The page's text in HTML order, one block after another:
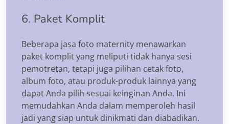
6. Paket Komplit
Beberapa jasa foto maternity menawarkan
paket komplit yang meliputi tidak hanya sesi
pemotretan, tetapi juga pilihan cetak foto,
album foto, atau produk-produk lainnya yang
dapat Anda pilih sesuai keinginan Anda. Ini
memudahkan Anda dalam memperoleh hasil
jadi yang siap untuk dinikmati dan diabadikan.